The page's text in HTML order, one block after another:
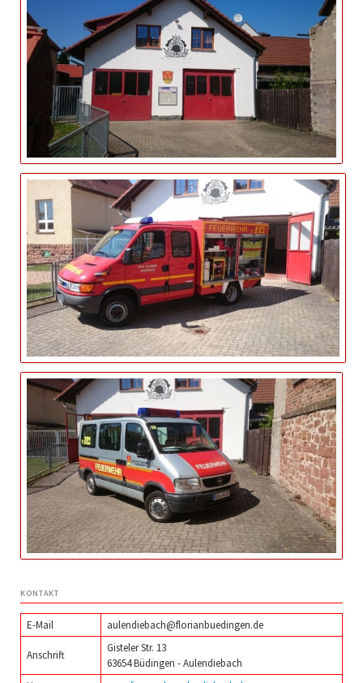
KONTAKT
E-Mail aulendiebach@florianbuedingen.de
Anschrift
Gisteler Str. 13
63654 Büdingen - Aulendiebach